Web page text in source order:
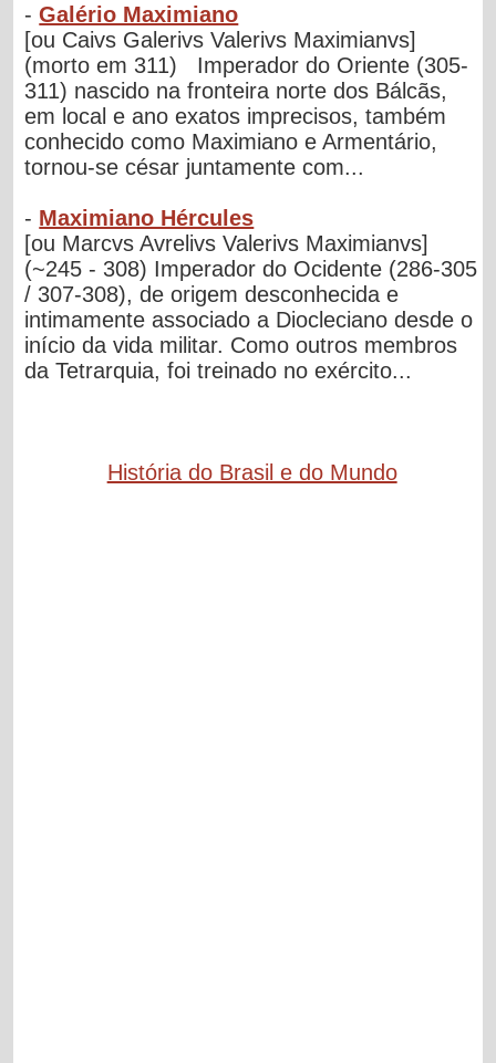
-Galério Maximiano
[ou Caivs Galerivs Valerivs Maximianvs]
(morto em 311) Imperador do Oriente (305-
311) nascido na fronteira norte dos Bálcãs,
em local e ano exatos imprecisos, também
conhecido como Maximiano e Armentário,
tornou-se césar juntamente com...
- Maximiano Hércules
[ou Marcvs Avrelivs Valerivs Maximianvs]
(~245 - 308) Imperador do Ocidente (286-305
/ 307-308), de origem desconhecida e
intimamente associado a Diocleciano desde o
início da vida militar. Como outros membros
da Tetrarquia, foi treinado no exército...
História do Brasil e do Mundo